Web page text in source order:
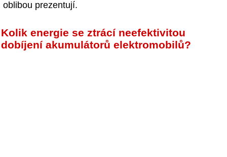
oblibou prezentují.
Kolik energie se ztrácí neefektivitou
dobíjení akumulátorů elektromobilů?